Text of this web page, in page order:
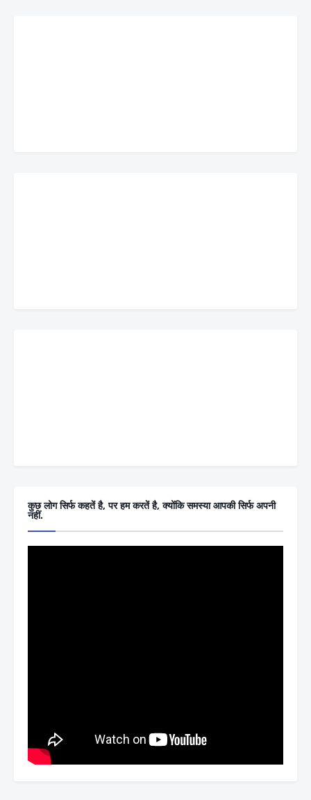
कुछ लोग सिर्फ कहतें है, पर हम करतें है, क्योंकि समस्या आपकी सिर्फ अपनी
नहीं.